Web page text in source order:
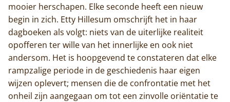
mooier herschapen. Elke seconde heeft een nieuw
begin in zich. Etty Hillesum omschrijft het in haar
dagboeken als volgt: niets van de uiterlijke realiteit
opofferen ter wille van het innerlijke en ook niet
andersom. Het is hoopgevend te constateren dat elke
rampzalige periode in de geschiedenis haar eigen
wijzen oplevert; mensen die de confrontatie met het
onheil zijn aangegaan om tot een zinvolle oriëntatie te